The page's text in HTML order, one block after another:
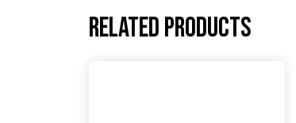
Related products